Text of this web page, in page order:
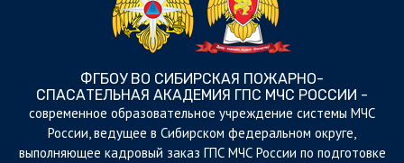
ФГБОУ ВО СИБИРСКАЯ ПОЖАРНО-
СПАСАТЕЛЬНАЯ АКАДЕМИЯ ГПС МЧС РОССИИ -
cовременное образовательное учреждение системы МЧС
России, ведущее в Сибирском федеральном округе,
выполняющее кадровый заказ ГПС МЧС России по подготовке